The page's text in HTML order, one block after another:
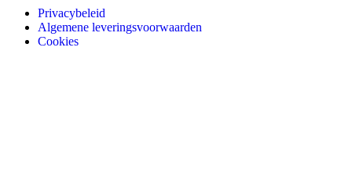
Privacybeleid
Algemene leveringsvoorwaarden
Cookies